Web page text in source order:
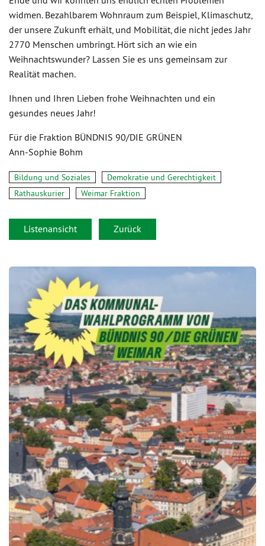
widmen. Bezahlbarem Wohnraum zum Beispiel, Klimaschutz,
der unsere Zukunft erhält, und Mobilität, die nicht jedes Jahr
2770 Menschen umbringt. Hört sich an wie ein
Weihnachtswunder? Lassen Sie es uns gemeinsam zur
Realität machen.
Ihnen und Ihren Lieben frohe Weihnachten und ein
gesundes neues Jahr!
Für die Fraktion BÜNDNIS 90/DIE GRÜNEN
Ann-Sophie Bohm
Bildung und Soziales
Demokratie und Gerechtigkeit
Rathauskurier
Weimar Fraktion
Listenansicht Zurück